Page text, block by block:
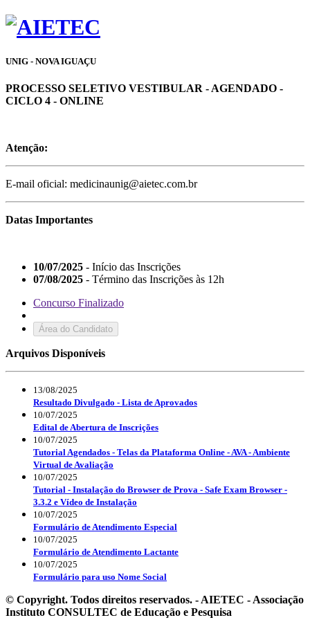
UNIG - NOVA IGUAÇU
PROCESSO SELETIVO VESTIBULAR - AGENDADO -
CICLO 4 - ONLINE
Atenção:
E-mail oficial: medicinaunig@aietec.com.br
Datas Importantes
10/07/2025 - Início das Inscrições
07/08/2025 - Término das Inscrições às 12h
Concurso Finalizado
Área do Candidato
Arquivos Disponíveis
13/08/2025
Resultado Divulgado - Lista de Aprovados
10/07/2025
Edital de Abertura de Inscrições
10/07/2025
Tutorial Agendados - Telas da Plataforma Online - AVA - Ambiente
Virtual de Avaliação
10/07/2025
Tutorial - Instalação do Browser de Prova - Safe Exam Browser -
3.3.2 e Vídeo de Instalação
10/07/2025
Formulário de Atendimento Especial
10/07/2025
Formulário de Atendimento Lactante
10/07/2025
Formulário para uso Nome Social
© Copyright. Todos direitos reservados. - AIETEC - Associação
Instituto CONSULTEC de Educação e Pesquisa